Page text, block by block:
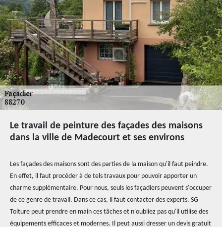
Le travail de peinture des façades des maisons
dans la ville de Madecourt et ses environs
Les façades des maisons sont des parties de la maison qu'il faut peindre.
En effet, il faut procéder à de tels travaux pour pouvoir apporter un
charme supplémentaire. Pour nous, seuls les façadiers peuvent s'occuper
de ce genre de travail. Dans ce cas, il faut contacter des experts. SG
Toiture peut prendre en main ces tâches et n'oubliez pas qu'il utilise des
équipements efficaces et modernes. Il peut aussi dresser un devis gratuit